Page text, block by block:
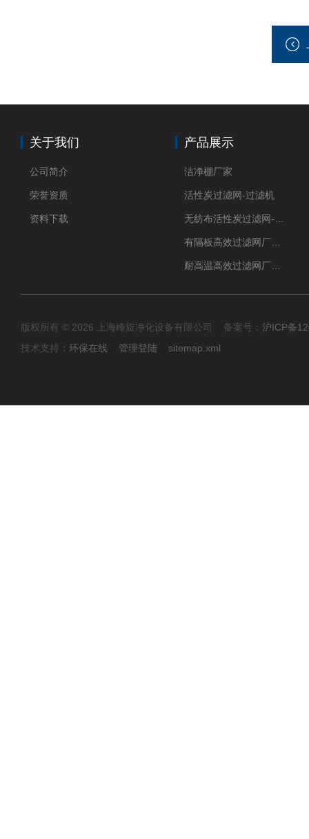
关于我们
公司简介
荣誉资质
资料下载
产品展示
洁净棚厂家
活性炭过滤网-过滤机
版权所有 © 2026 上海峰旋净化设备有限公司 备案号： 沪ICP备
技术支持： 环保在线 管理登陆 sitemap.xml